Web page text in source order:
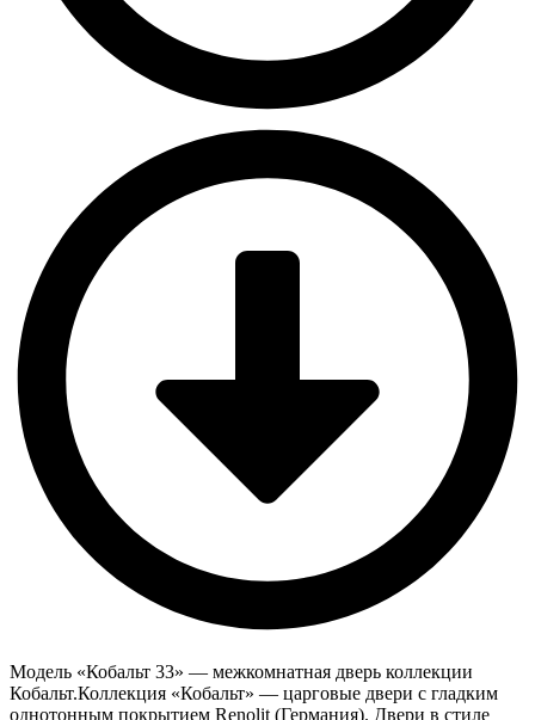
Модель «Кобальт 33» — межкомнатная дверь коллекции
Кобальт.Коллекция «Кобальт» — царговые двери с гладким
однотонным покрытием Renolit (Германия). Двери в стиле